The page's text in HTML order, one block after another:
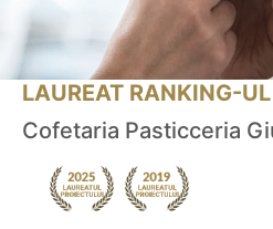
LAUREAT RANKING-
Cofetaria Pasticceria